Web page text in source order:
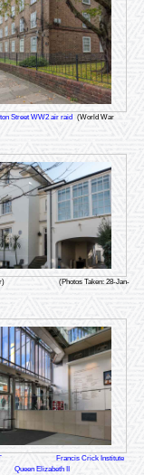
Street WW2 air raid
(World War
(Photos Taken: 28-Jan-
Francis Crick Institute
Queen Elizabeth II